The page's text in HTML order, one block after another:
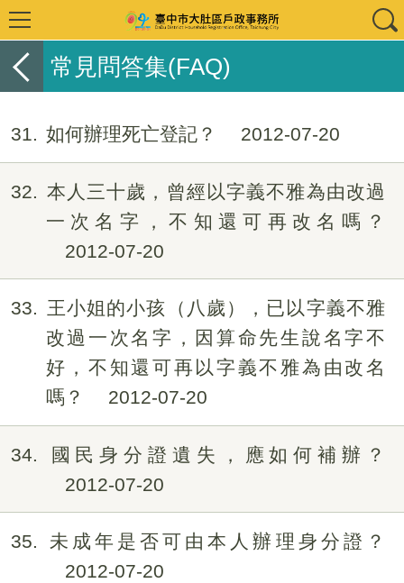
常見問答集(FAQ)
31 如何辦理死亡登記？ 2012-07-20
32
本人三十歲，曾經以字義不雅為由改過
一次名字，不知還可再改名嗎？
2012-07-20
33
王小姐的小孩（八歲），已以字義不雅
改過一次名字，因算命先生說名字不
好，不知還可再以字義不雅為由改名
嗎？
2012-07-20
34
國民身分證遺失，應如何補辦？
2012-07-20
35
未成年是否可由本人辦理身分證？
2012-07-20